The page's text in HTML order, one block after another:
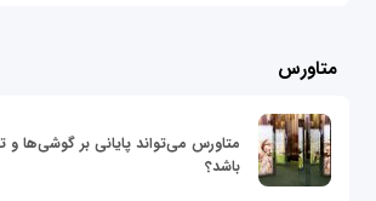
متاورس
متاورس می‌تواند پایانی بر گوشی‌ها
باشد؟